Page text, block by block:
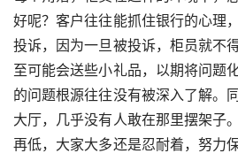
好呢？客户往往能抓住银行的心理
投诉，因为一旦被投诉，柜员就不
至可能会送些小礼品，以期将问题
的问题根源往往没有被深入了解。
大厅，几乎没有人敢在那里摆架子
再低，大家大多还是忍耐着，努力